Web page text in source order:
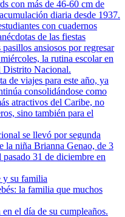
con más de 46-60 cm de
diaria desde 1937.
con cuadernos
de las fiestas
ansiosos por regresar
la rutina escolar en
Distrito Nacional.
de viajes para este año, ya
consolidándose como
atractivos del Caribe, no
sino también para el
se llevó por segunda
la niña Brianna Genao, de 3
pasado 31 de diciembre en
y su familia
la familia que muchos
el día de su cumpleaños.